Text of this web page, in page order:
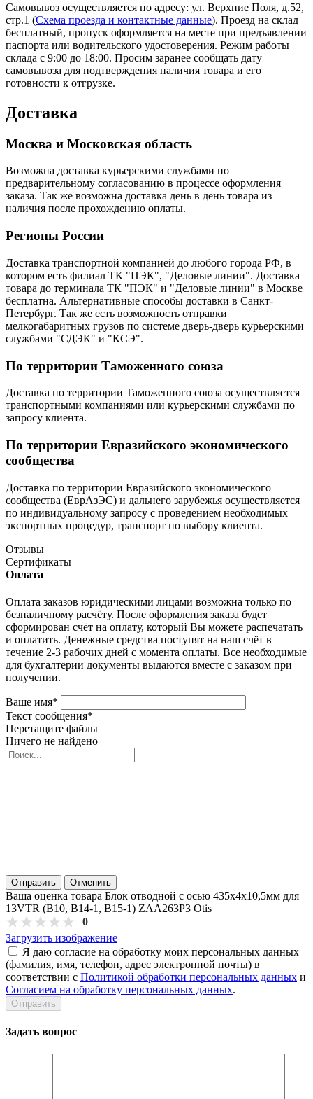
Самовывоз осуществляется по адресу: ул. Верхние Поля, д.52,
стр.1 (Схема проезда и контактные данные). Проезд на склад
бесплатный, пропуск оформляется на месте при предъявлении
паспорта или водительского удостоверения. Режим работы
склада с 9:00 до 18:00. Просим заранее сообщать дату
самовывоза для подтверждения наличия товара и его
готовности к отгрузке.
Доставка
Москва и Московская область
Возможна доставка курьерскими службами по
предварительному согласованию в процессе оформления
заказа. Так же возможна доставка день в день товара из
наличия после прохождению оплаты.
Регионы России
Доставка транспортной компанией до любого города РФ, в
котором есть филиал ТК "ПЭК", "Деловые линии". Доставка
товара до терминала ТК "ПЭК" и "Деловые линии" в Москве
бесплатна. Альтернативные способы доставки в Санкт-
Петербург. Так же есть возможность отправки
мелкогабаритных грузов по системе дверь-дверь курьерскими
службами "СДЭК" и "КСЭ".
По территории Таможенного союза
Доставка по территории Таможенного союза осуществляется
транспортными компаниями или курьерскими службами по
запросу клиента.
По территории Евразийского экономического
сообщества
Доставка по территории Евразийского экономического
сообщества (ЕврАзЭС) и дальнего зарубежья осуществляется
по индивидуальному запросу с проведением необходимых
экспортных процедур, транспорт по выбору клиента.
Отзывы
Сертификаты
Оплата
Оплата заказов юридическими лицами возможна только по
безналичному расчёту. После оформления заказа будет
сформирован счёт на оплату, который Вы можете распечатать
и оплатить. Денежные средства поступят на наш счёт в
течение 2-3 рабочих дней с момента оплаты. Все необходимые
для бухгалтерии документы выдаются вместе с заказом при
получении.
Ваше имя*
Текст сообщения*
Перетащите файлы
Ничего не найдено
Отправить Отменить
Ваша оценка товара Блок отводной с осью 435х4х10,5мм для
13VTR (В10, В14-1, В15-1) ZAA263P3 Otis
0
Загрузить изображение
Я даю согласие на обработку моих персональных данных
(фамилия, имя, телефон, адрес электронной почты) в
соответствии с Политикой обработки персональных данных и
Согласием на обработку персональных данных.
Задать вопрос